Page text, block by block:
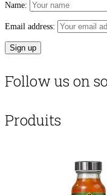
Name:
Email address:
Follow us on
Produits